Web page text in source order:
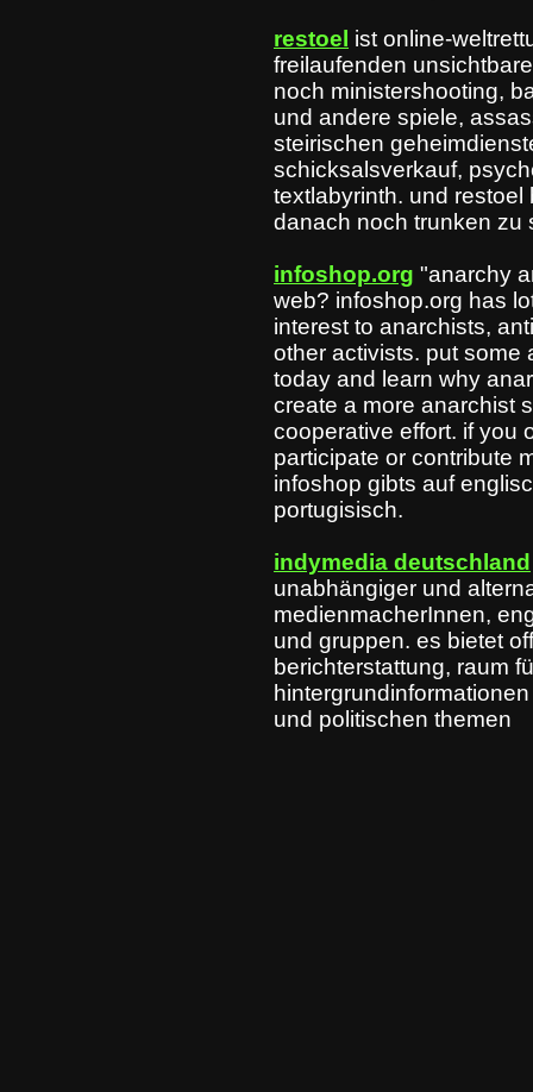
restoel ist online-
freilaufenden
noch ministershooting,
und andere spiele,
steirischen
schicksalsverkauf,
textlabyrinth. und
danach noch trunken zu
infoshop.org "anarchy
web? infoshop.org has
interest to anarchists,
other activists. put some
today and learn why
create a more anarchist
cooperative effort. if you
participate or contribute
infoshop gibts auf
portugisisch.
indymedia deutschland
unabhängiger und
medienmacherInnen,
und gruppen. es bietet
berichterstattung, raum
und politischen themen